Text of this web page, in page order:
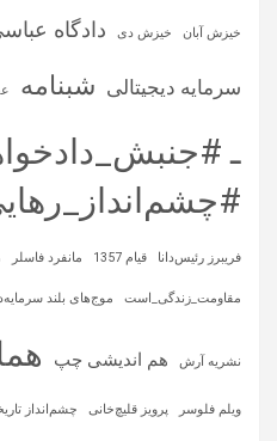
خیزش آبان خیزش دی دادگاه
سرمایه‌ دیجیتالی شبنامه
ـ
فریبرز رئیس‌دانا قیام 1357 مانفرد فاسلر
مقاومت_زندگی_است موج‌های بلند
نشریه آرش هم اندیشی چپ
ویلم فلوسر پرویز قلیچ‌خانی چشم‌انداز